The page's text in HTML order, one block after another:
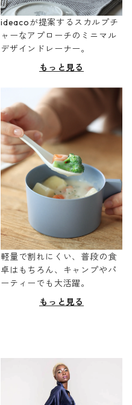
ideacoが提案するスカルプチ
ャーなアプローチのミニマル
デザインドレーナー。
もっと見る
軽量で割れにくい、普段の食
卓はもちろん、キャンプやパ
ーティーでも大活躍。
もっと見る